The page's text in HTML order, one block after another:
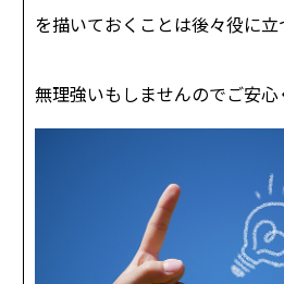
を描いておくことは後々役に立
無理強いもしませんのでご安心